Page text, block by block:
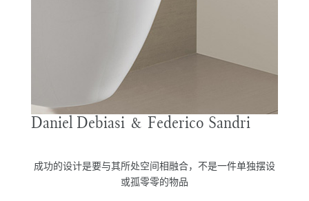
Daniel Debiasi & Federico Sandri
成功的设计是要与其所处空间相融合，不是一件单独摆设
或孤零零的物品